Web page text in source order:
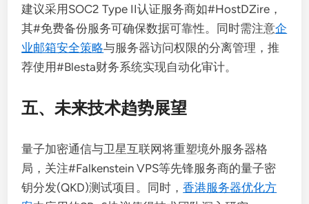
建议采用SOC2 Type II认证服务商如#HostDZire，
其#免费备份服务可确保数据可靠性。同时需注意企
业邮箱安全策略与服务器访问权限的分离管理，推
荐使用#Blesta财务系统实现自动化审计。
五、未来技术趋势展望
量子加密通信与卫星互联网将重塑境外服务器格
局，关注#Falkenstein VPS等先锋服务商的量子密
钥分发(QKD)测试项目。同时，香港服务器优化方